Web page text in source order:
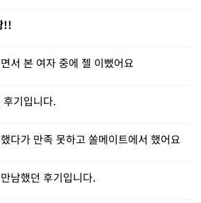
!!
서 본 여자 중에 젤 이뻤어요
기입니다.
다가 만족 못하고 쏠메이트에서 했어요
남했던 후기입니다.